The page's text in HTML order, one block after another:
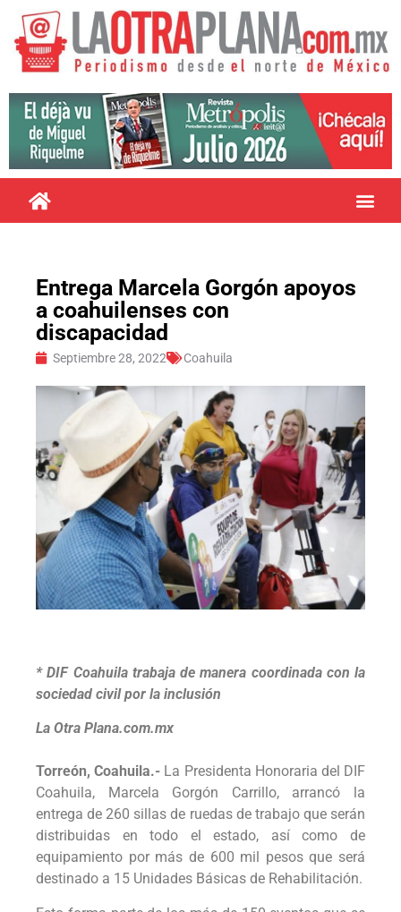
Entrega Marcela Gorgón apoyos
a coahuilenses con
discapacidad
Septiembre 28, 2022 Coahuila
* DIF Coahuila trabaja de manera coordinada con la
sociedad civil por la inclusión
La Otra Plana.com.mx
Torreón, Coahuila.- La Presidenta Honoraria del DIF
Coahuila, Marcela Gorgón Carrillo, arrancó la
entrega de 260 sillas de ruedas de trabajo que serán
distribuidas en todo el estado, así como de
equipamiento por más de 600 mil pesos que será
destinado a 15 Unidades Básicas de Rehabilitación.